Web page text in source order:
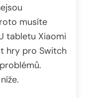
musíte
tabletu Xiaomi
hry pro Switch